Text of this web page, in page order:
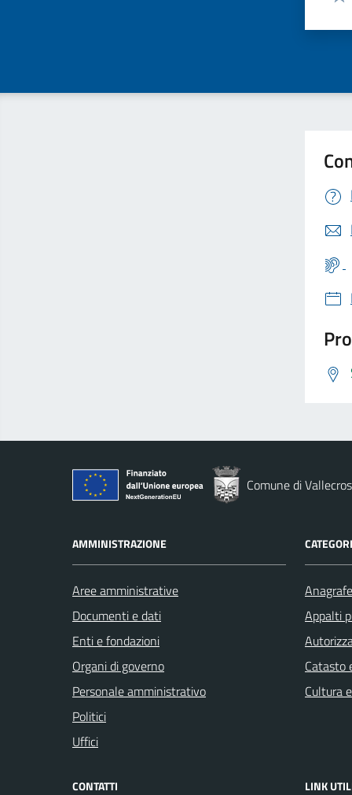
Comune di
AMMINISTRAZIONE
Aree amministrative
Documenti e dati
Enti e fondazioni
Organi di governo
Personale amministrativo
Politici
Uffici
Appalti
Catasto
Cultura
CONTATTI LINK